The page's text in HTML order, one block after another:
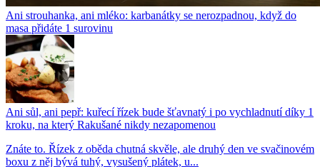
Ani strouhanka, ani mléko: karbanátky se nerozpadnou, když do
masa přidáte 1 surovinu
Ani sůl, ani pepř: kuřecí řízek bude šťavnatý i po vychladnutí díky 1
kroku, na který Rakušané nikdy nezapomenou
Znáte to. Řízek z oběda chutná skvěle, ale druhý den ve svačinovém
boxu z něj bývá tuhý, vysušený plátek, u...